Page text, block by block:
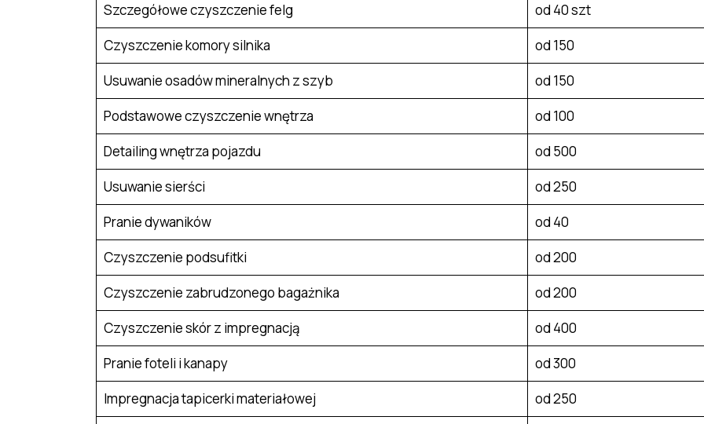
Szczegółowe czyszczenie felg
od 40 szt
Czyszczenie komory silnika
od 150
Usuwanie osadów mineralnych z szyb
od 150
Podstawowe czyszczenie wnętrza
od 100
Detailing wnętrza pojazdu
od 500
Usuwanie sierści
od 250
Pranie dywaników
od 40
Czyszczenie podsufitki
od 200
Czyszczenie zabrudzonego bagażnika
od 200
Czyszczenie skór z impregnacją
od 400
Pranie foteli i kanapy
od 300
Impregnacja tapicerki materiałowej
od 250